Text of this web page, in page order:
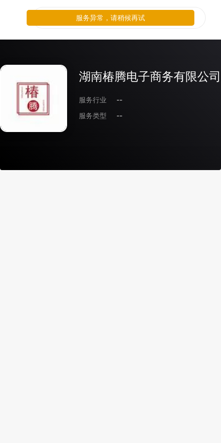
湖南椿腾电子商务有限公司
服务行业
--
服务类型
--
服务异常，请稍候再试